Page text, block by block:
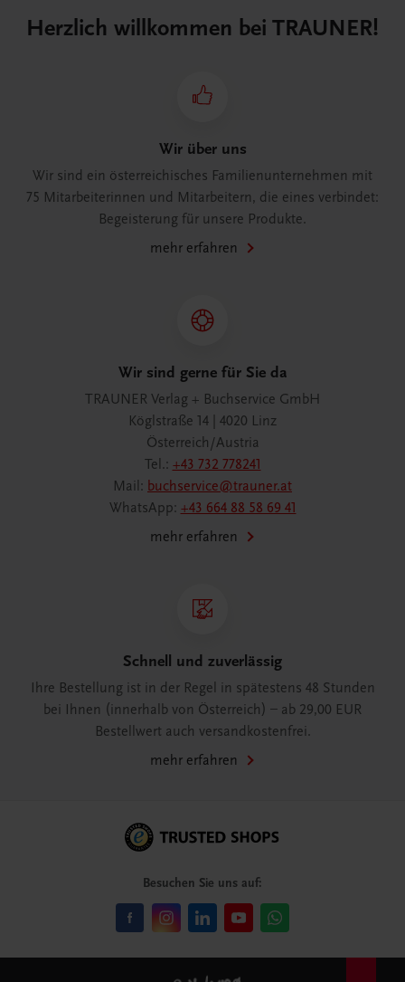
Herzlich willkommen bei TRAUNER!
Wir über uns
Wir sind ein österreichisches Familienunternehmen mit
75 Mitarbeiterinnen und Mitarbeitern, die eines verbindet:
Begeisterung für unsere Produkte.
mehr erfahren
Wir sind gerne für Sie da
TRAUNER Verlag + Buchservice GmbH
Köglstraße 14 | 4020 Linz
Österreich/Austria
Tel.: +43 732 778241
Mail: buchservice@trauner.at
WhatsApp: +43 664 88 58 69 41
mehr erfahren
Schnell und zuverlässig
Ihre Bestellung ist in der Regel in spätestens 48 Stunden
bei Ihnen (innerhalb von Österreich) – ab 29,00 EUR
Bestellwert auch versandkostenfrei.
mehr erfahren
Besuchen Sie uns auf: